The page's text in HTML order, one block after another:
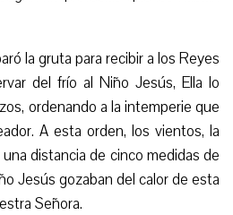
la gruta para recibir a los Reyes
del frío al Niño Jesús, Ella lo
ordenando a la intemperie que
A esta orden, los vientos, la
distancia de cinco medidas de
Jesús gozaban del calor de esta
Señora.